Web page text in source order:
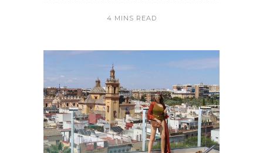
4 MINS READ